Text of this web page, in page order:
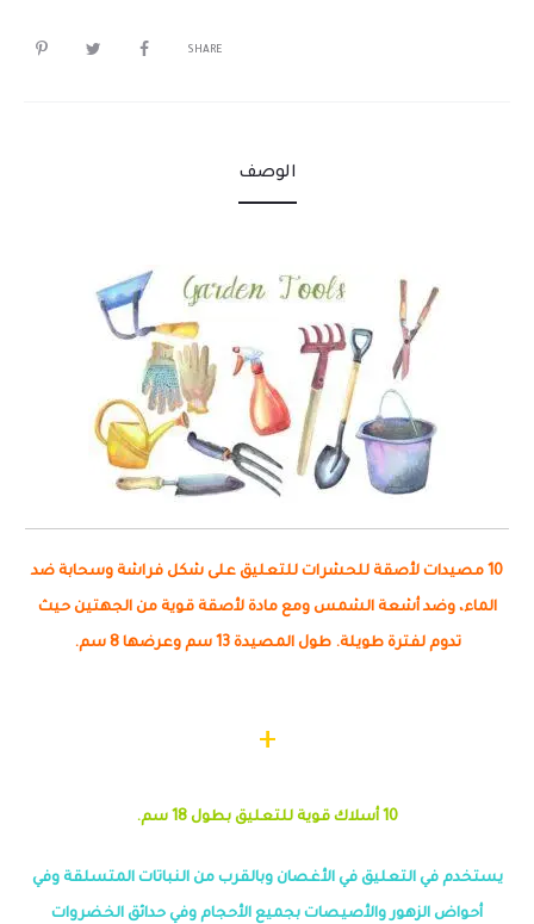
SHARE
الوصف
10 مصيدات لأصقة للحشرات للتعليق على شكل فراشة وسحابة ضد
الماء، وضد أشعة الشمس ومع مادة لأصقة قوية من الجهتين حيث
تدوم لفترة طويلة. طول المصيدة 13 سم وعرضها 8 سم.
+
10 أسلاك قوية للتعليق بطول 18 سم.
يستخدم في التعليق في الأغصان وبالقرب من النباتات المتسلقة وفي
أحواض الزهور والأصيصات بجميع الأحجام وفي حدائق الخضروات